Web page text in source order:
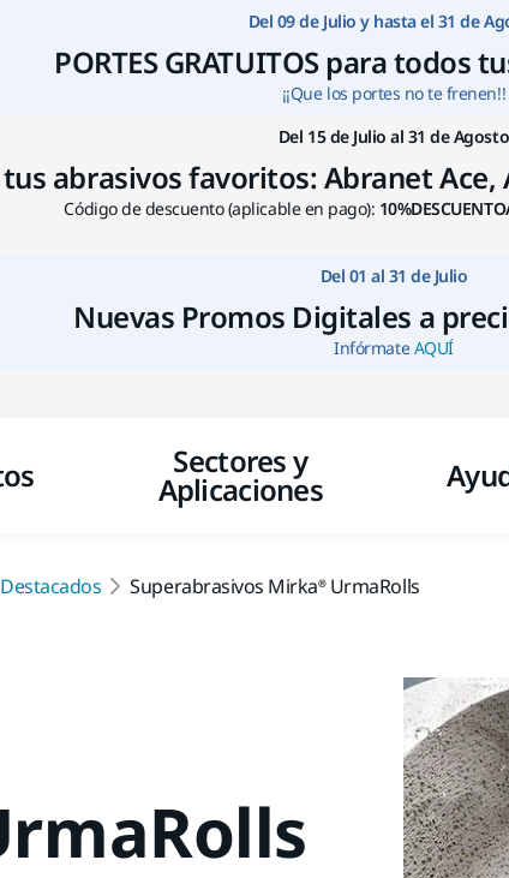
Ir a
Del 09 de Julio y hasta el 31 de
PORTES GRATUITOS para todos
¡¡Que los portes no te frenen!!
Del 15 de Julio al 31 de Agosto
tus abrasivos favoritos: Abranet
Código de descuento (aplicable en pago):
Del 01 al 31 de Julio
Nuevas Promos Digitales a
InfórmateAQUÍ
Sectores y
Aplicaciones
Superabrasivos Mirka® UrmaRolls